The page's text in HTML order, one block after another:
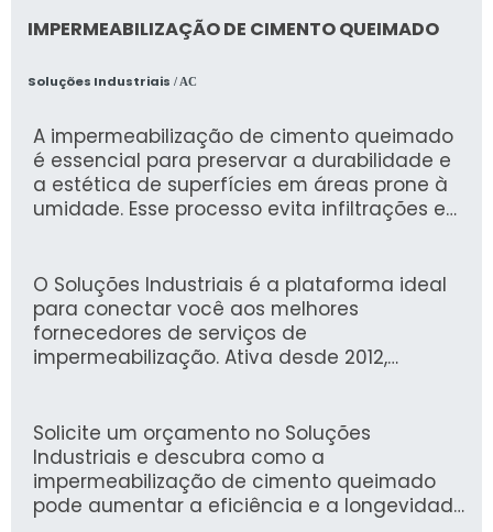
IMPERMEABILIZAÇÃO DE CIMENTO QUEIMADO
Soluções Industriais / AC
A impermeabilização de cimento queimado
é essencial para preservar a durabilidade e
a estética de superfícies em áreas prone à
umidade. Esse processo evita infiltrações e
que prolonga sua vida útil.
O Soluções Industriais é a plataforma ideal
para conectar você aos melhores
fornecedores de serviços de
impermeabilização. Ativa desde 2012,
experiência segura e conveniente para
encontrar a solução adequada para suas
necessidades.
Solicite um orçamento no Soluções
Industriais e descubra como a
impermeabilização de cimento queimado
pode aumentar a eficiência e a longevidade